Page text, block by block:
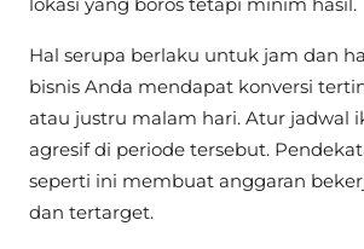
lokasi yang boros tetapi minim hasil.
Hal serupa berlaku untuk jam dan
bisnis Anda mendapat konversi
atau justru malam hari. Atur jadwal
agresif di periode tersebut.
seperti ini membuat anggaran
dan tertarget.